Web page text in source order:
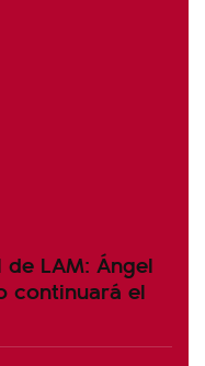
LAM: Ángel
continuará el